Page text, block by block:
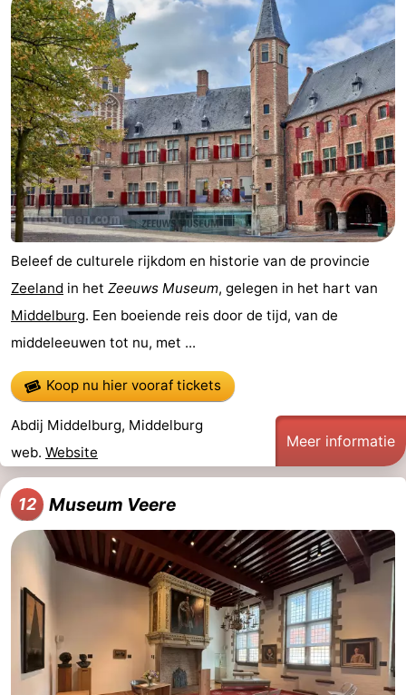
Beleef de culturele rijkdom en historie van de provincie
Zeeland in het Zeeuws Museum, gelegen in het hart van
Middelburg. Een boeiende reis door de tijd, van de
middeleeuwen tot nu, met ...
Koop nu hier vooraf tickets
Abdij Middelburg, Middelburg
web. Website
Meer informatie
12 Museum Veere